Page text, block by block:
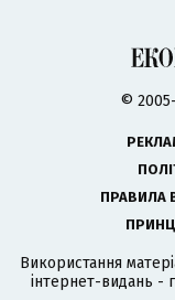
©
ПРАВИЛА
Використання
інтернет-видань -